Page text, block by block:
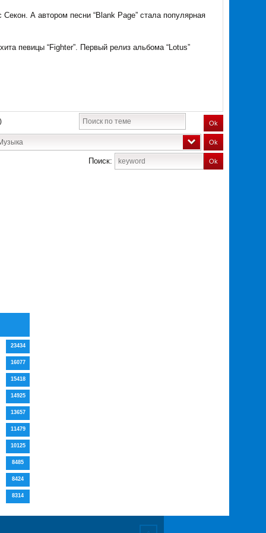
А автором песни “Blank Page” стала популярная
певицы “Fighter”. Первый релиз альбома “Lotus”
Ok
Ok
Поиск: Ok
23434
16077
15418
14925
13657
11479
10125
8485
8424
8314